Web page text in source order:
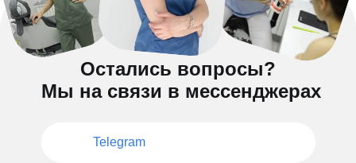
Остались вопросы?
Мы на связи в мессенджерах
Telegram